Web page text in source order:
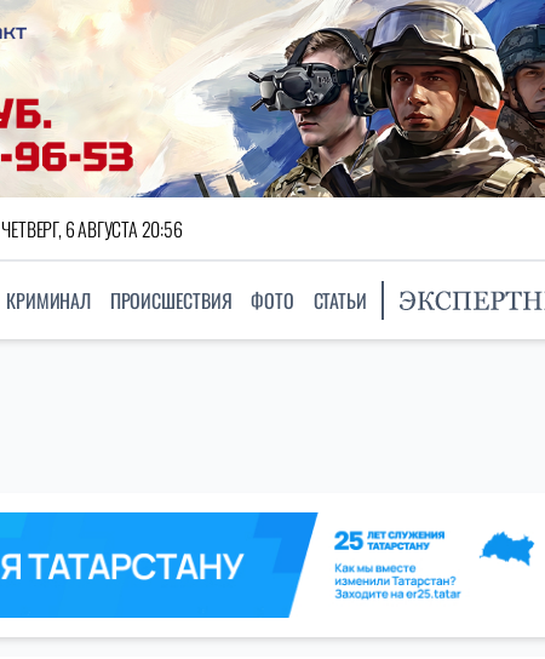
ЧЕТВЕРГ, 6 АВГУСТА 20:56
КРИМИНАЛ ПРОИСШЕСТВИЯ ФОТО СТАТЬИ